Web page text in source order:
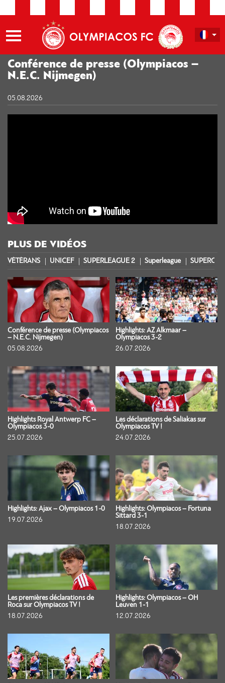
Conférence de presse (Olympiacos –
N.E.C. Nijmegen)
05.08.2026
PLUS DE VIDÉOS
VÉTÉRANS UNICEF SUPERLEAGUE 2 Superleague
Conférence de presse (Olympiacos
– N.E.C. Nijmegen)
05.08.2026
Highlights: AZ Alkmaar –
Olympiacos 3-2
26.07.2026
Highlights Royal Antwerp FC –
Olympiacos 3-0
25.07.2026
Les déclarations de Saliakas sur
Olympiacos TV !
24.07.2026
Highlights: Ajax – Olympiacos 1-0
19.07.2026
Highlights: Olympiacos – Fortuna
Sittard 3-1
18.07.2026
Les premières déclarations de
Roca sur Olympiacos TV !
18.07.2026
Highlights: Olympiacos – OH
Leuven 1-1
12.07.2026